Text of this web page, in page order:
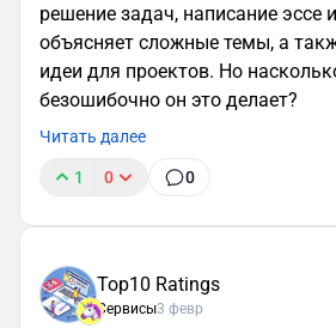
решение задач, написание эссе
объясняет сложные темы, а
идеи для проектов. Но
безошибочно он это делает?
Читать далее
1 0 0
Top10 Ratings
Сервисы3 февр